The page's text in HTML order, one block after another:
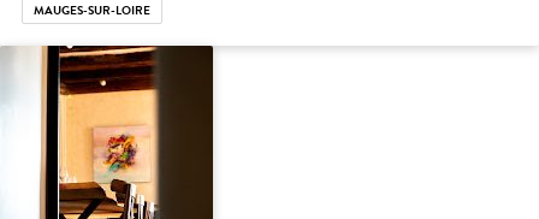
MAUGES-SUR-LOIRE